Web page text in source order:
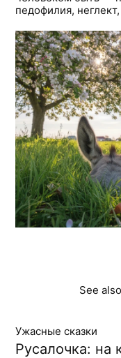
педофилия,
See
Ужасные сказки
Русалочка: на